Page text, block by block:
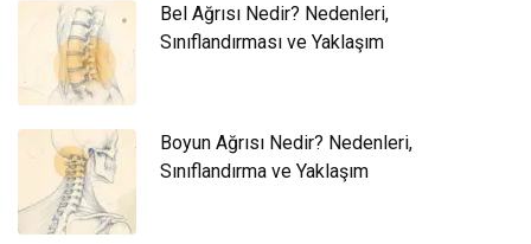
Bel Ağrısı Nedir? Nedenleri,
Sınıflandırması ve Yaklaşım
Boyun Ağrısı Nedir? Nedenleri,
Sınıflandırma ve Yaklaşım